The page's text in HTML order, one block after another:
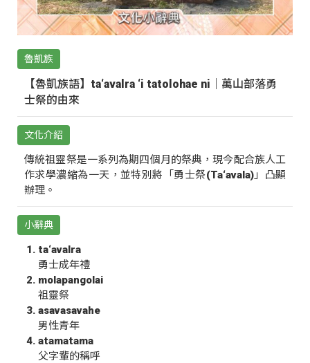
魯凱族
【魯凱族語】ta‘avalra ‘i tatolohae ni｜萬山部落勇
士祭的由來
文化介紹
傳統祖靈祭是一系列為期四個月的祭典，現今配合族人工
作求學濃縮為一天，並特別將「勇士祭(Ta‘avala)」凸顯
辦理。
小辭典
ta‘avalra
勇士成年禮
molapangolai
祖靈祭
asavasavahe
男性青年
atamatama
父字輩的稱呼